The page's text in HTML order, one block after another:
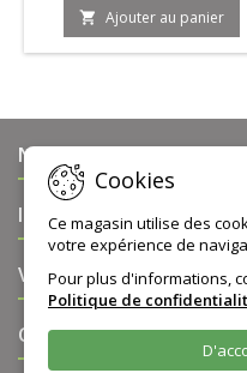
 Ajouter au panier
NOTRE OFFRE
INFORMATIONS
VOTRE COMPTE
CONTACT
Cookies
Ce magasin utilise des
votre expérience de
Pour plus d'informations,
Politique de